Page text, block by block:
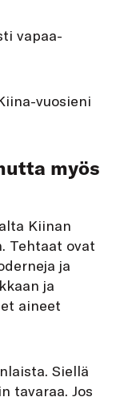
vapaa-
vuosieni
myös
Kiinan
Tehtaat ovat
ja
ja
aineet
Siellä
tavaraa. Jos